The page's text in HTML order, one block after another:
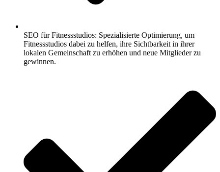
SEO für Fitnessstudios: Spezialisierte Optimierung, um
Fitnessstudios dabei zu helfen, ihre Sichtbarkeit in ihrer
lokalen Gemeinschaft zu erhöhen und neue Mitglieder zu
gewinnen.